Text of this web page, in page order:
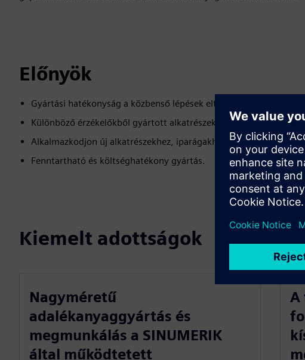
Előnyök
Gyártási hatékonyság a közbenső lépések eltávolításával vagy a
Különböző érzékelőkből gyártott alkatrészek digitális
Alkalmazkodjon új alkatrészekhez, iparágakhoz vagy
Fenntartható és költséghatékony gyártás.
Kiemelt adottságok
Nagyméretű
adalékanyaggyártás és
megmunkálás a SINUMERIK
által működtetett
A